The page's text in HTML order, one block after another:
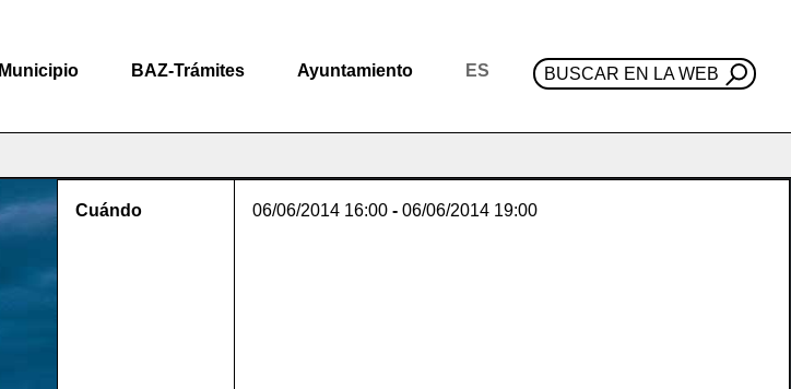
Municipio BAZ-Trámites Ayuntamiento ES BUSCAR EN LA WEB
Cuándo 06/06/2014 16:00 - 06/06/2014 19:00